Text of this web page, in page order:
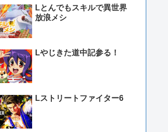
Lとんでもスキルで異世界
放浪メシ
Lやじきた道中記参る！
Lストリートファイター6